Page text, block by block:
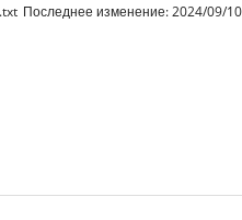
Последнее изменение:2024/09/